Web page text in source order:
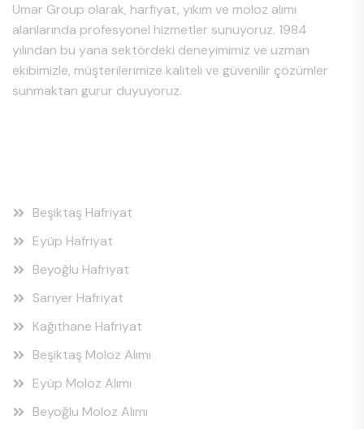
Umar Group olarak, harfiyat, yıkım ve moloz alımı
alanlarında profesyonel hizmetler sunuyoruz. 1984
yılından bu yana sektördeki deneyimimiz ve uzman
ekibimizle, müşterilerimize kaliteli ve güvenilir çözümler
sunmaktan gurur duyuyoruz.
Beşiktaş Hafriyat
Eyüp Hafriyat
Beyoğlu Hafriyat
Sarıyer Hafriyat
Kağıthane Hafriyat
Beşiktaş Moloz Alımı
Eyüp Moloz Alımı
Beyoğlu Moloz Alımı